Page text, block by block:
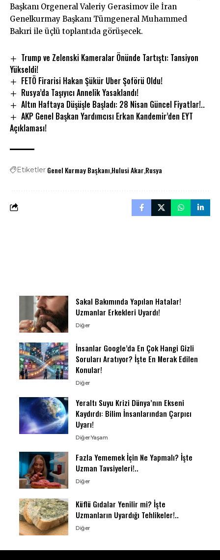
Başkanı Orgeneral Valeriy Gerasimov ile İran
Genelkurmay Başkanı Tümgeneral Muhammed
Bakıri ile üçlü toplantıda görüşecek.
Trump ve Zelenski Kameralar Önünde Tartıştı: Tansiyon
Yükseldi!
FETÖ Firarisi Hakan Şükür Uber Şoförü Oldu!
Rusya’da Taşıyıcı Annelik Yasaklandı!
Altın Haftaya Düşüşle Başladı: 28 Nisan Güncel Fiyatlar!..
AKP Genel Başkan Yardımcısı Erkan Kandemir’den EYT
Açıklaması!
Etiketler Genel Kurmay Başkanı Hulusi Akar Rusya
Sakal Bakımında Yapılan Hatalar!
Uzmanlar Erkekleri Uyardı!
Diğer
İnsanlar Google’da En Çok Hangi Gizli
Soruları Aratıyor? İşte En Merak Edilen
Konular!
Diğer
Yeraltı Suyu Krizi Dünya’nın Ekseni
Kaydırdı: Bilim İnsanlarından Çarpıcı
Uyarı!
DiğerYaşam
Fazla Yememek İçin Ne Yapmalı? İşte
Uzman Tavsiyeleri!..
Diğer
Küflü Gıdalar Yenilir mi? İşte
Uzmanların Uyardığı Tehlikeler!..
Diğer